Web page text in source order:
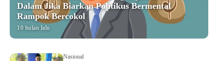
Dalam Jika Biarkan Politikus Bermental
Rampok Bercokol
10 bulan lalu
Nasional